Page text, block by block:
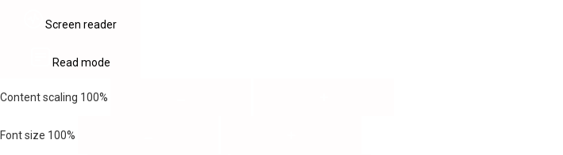
Screen reader
Read mode
Content scaling 100%
Font size 100%